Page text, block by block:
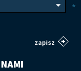
*